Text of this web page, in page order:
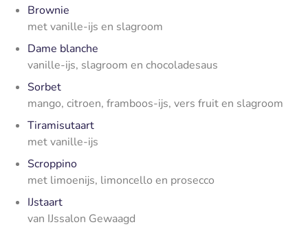
Brownie
met vanille-ijs en slagroom
Dame blanche
vanille-ijs, slagroom en chocoladesaus
Sorbet
mango, citroen, framboos-ijs, vers fruit en slagroom
Tiramisutaart
met vanille-ijs
Scroppino
met limoenijs, limoncello en prosecco
IJstaart
van IJssalon Gewaagd